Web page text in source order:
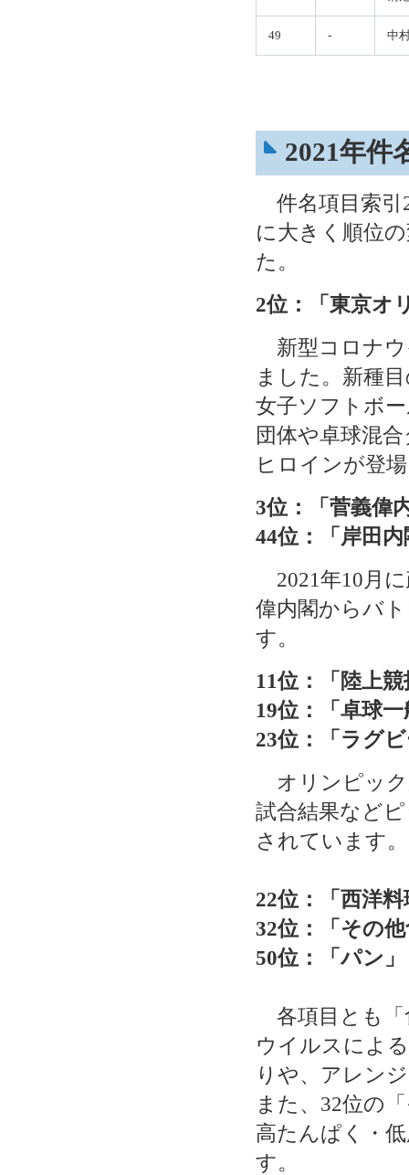
49 - 中
2021年件
件名項目索引
に大きく順位
た。
2位：
「東京オ
新型コロナウ
ました。新種
女子ソフトボ
団体や卓球混
ヒロインが登
3位：
「菅義偉
44位：「岸田内
2021年10月
偉内閣からバ
す。
11位：「陸上
19位：「卓球一
23位：「ラグ
オリンピック
試合結果など
されています。
22位：「西洋
32位：「その
50位：「パン」
各項目とも「
ウイルスによ
りや、アレン
また、32位の
高たんぱく・
す。